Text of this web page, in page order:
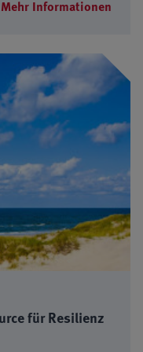
Mehr Informationen
für Resilienz